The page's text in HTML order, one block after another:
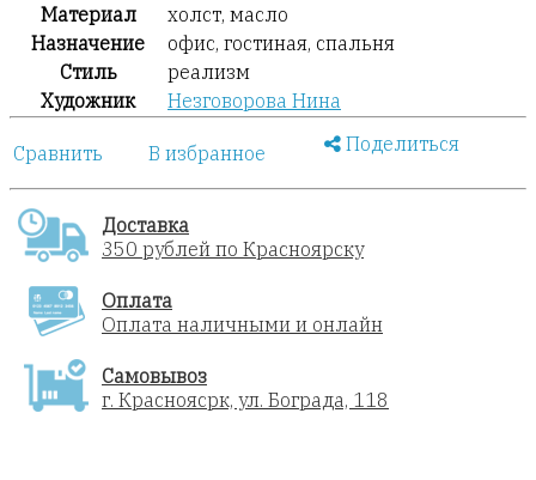
Материал
холст, масло
Назначение
офис, гостиная, спальня
Стиль
реализм
Художник
Незговорова Нина
Сравнить В избранное Поделиться
Доставка
350 рублей по Красноярску
Оплата
Оплата наличными и онлайн
Самовывоз
г. Красноясрк, ул. Бограда, 118